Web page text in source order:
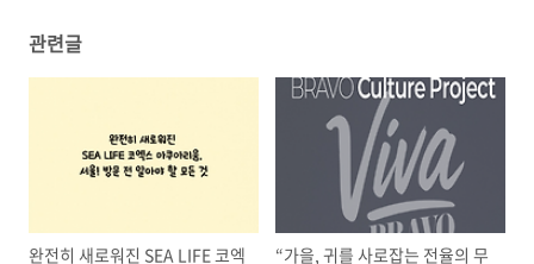
관련글
완전히 새로워진 SEA LIFE 코엑
“가을, 귀를 사로잡는 전율의 무